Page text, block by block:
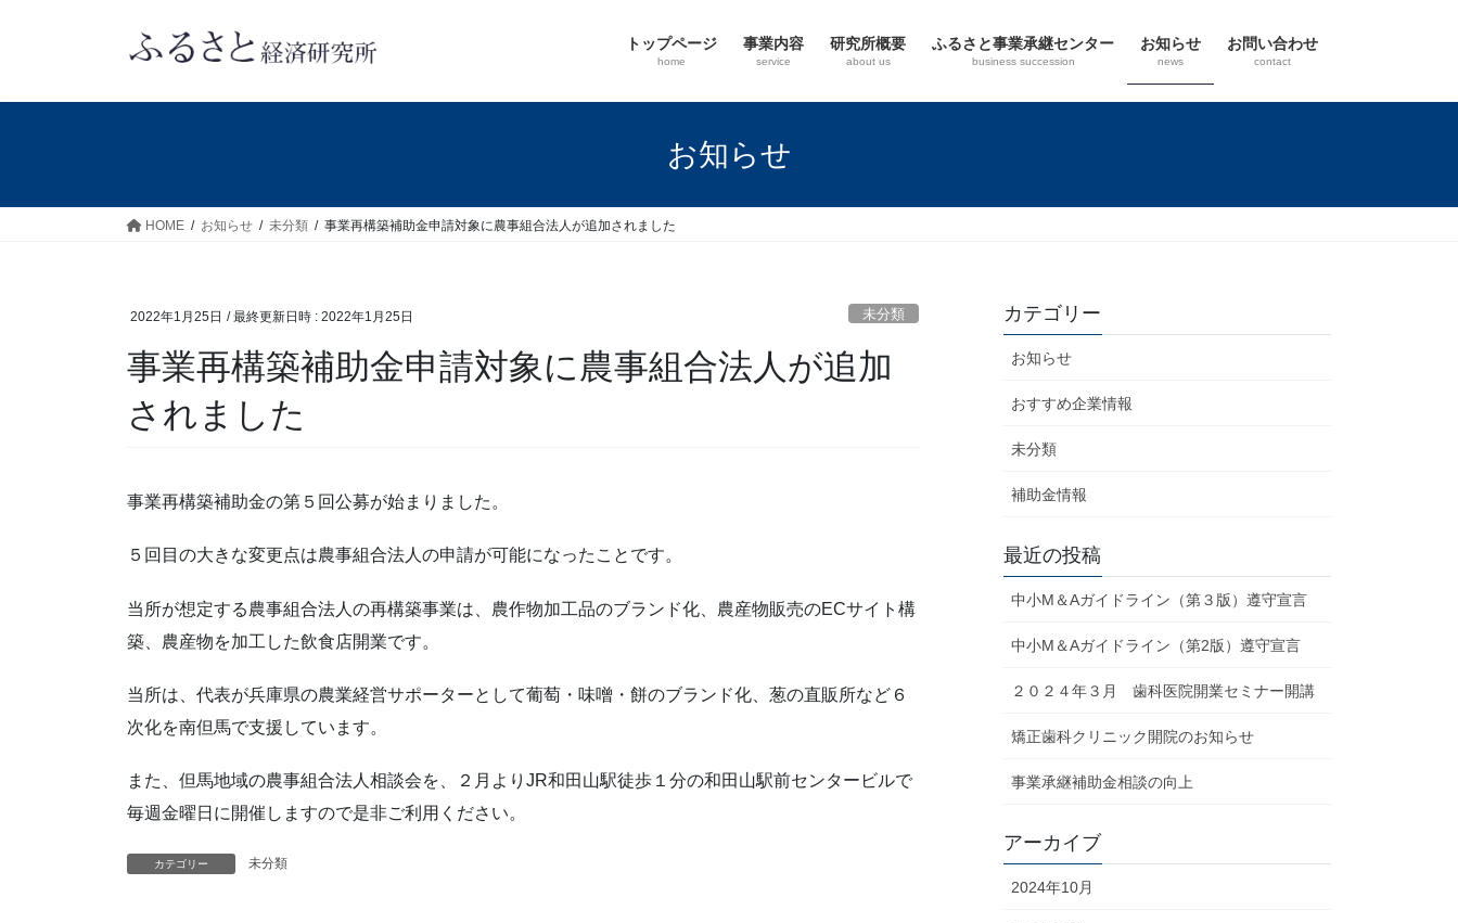
トップページ
home
事業内容
service
研究所概要
about us
ふるさと事業承継センター
business succession
お知らせ
news
お問い合わせ
contact
お知らせ
HOME お知らせ 未分類 事業再構築補助金申請対象に農事組合法人が追加されました
2022年1月25日 / 最終更新日時 : 2022年1月25日 未分類
事業再構築補助金申請対象に農事組合法人が追加
されました
事業再構築補助金の第５回公募が始まりました。
５回目の大きな変更点は農事組合法人の申請が可能になったことです。
当所が想定する農事組合法人の再構築事業は、農作物加工品のブランド化、農産物販売のECサイト構
築、農産物を加工した飲食店開業です。
当所は、代表が兵庫県の農業経営サポーターとして葡萄・味噌・餅のブランド化、葱の直販所など６
次化を南但馬で支援しています。
また、但馬地域の農事組合法人相談会を、２月よりJR和田山駅徒歩１分の和田山駅前センタービルで
毎週金曜日に開催しますので是非ご利用ください。
カテゴリー 未分類
カテゴリー
お知らせ
おすすめ企業情報
未分類
補助金情報
最近の投稿
中小M＆Aガイドライン（第３版）遵守宣言
中小M＆Aガイドライン（第2版）遵守宣言
２０２４年３月 歯科医院開業セミナー開講
矯正歯科クリニック開院のお知らせ
事業承継補助金相談の向上
アーカイブ
2024年10月